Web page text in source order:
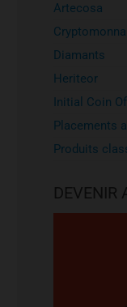
Artecosa
Diamants
Heriteor
Initial Coin
Placements
Produits
DEVENIR